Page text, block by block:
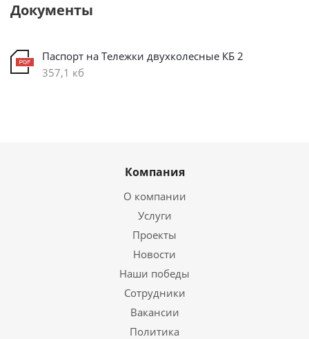
Документы
Паспорт на Тележки двухколесные КБ 2
357,1 кб
Компания
О компании
Услуги
Проекты
Новости
Наши победы
Сотрудники
Вакансии
Политика